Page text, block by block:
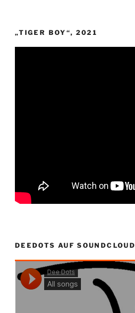
„TIGER BOY“, 2021
DEEDOTS AUF SOUNDCLOUD